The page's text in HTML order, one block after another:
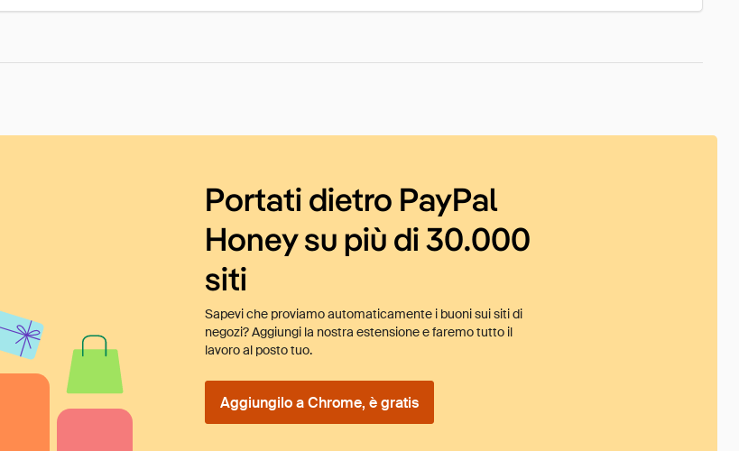
Portati dietro PayPal
Honey su più di 30.000
siti
Sapevi che proviamo automaticamente i buoni sui siti di
negozi? Aggiungi la nostra estensione e faremo tutto il
lavoro al posto tuo.
Aggiungilo a Chrome, è gratis